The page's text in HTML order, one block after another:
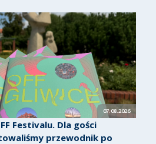
07.08.2026
Festivalu. Dla gości
przewodnik po